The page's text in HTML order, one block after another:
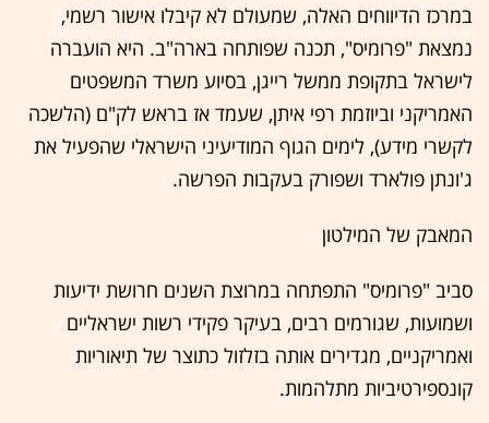
במרכז הדיווחים האלה, שמעולם לא קיבלו אישור רשמי,
נמצאת "פרומיס", תכנה שפותחה בארה"ב. היא הועברה
לישראל בתקופת ממשל רייגן, בסיוע משרד המשפטים
האמריקני וביוזמת רפי איתן, שעמד אז בראש לק"ם (הלשכה
לקשרי מידע), לימים הגוף המודיעיני הישראלי שהפעיל את
ג'ונתן פולארד ושפורק בעקבות הפרשה.
המאבק של המילטון
סביב "פרומיס" התפתחה במרוצת השנים חרושת ידיעות
ושמועות, שגורמים רבים, בעיקר פקידי רשות ישראליים
ואמריקניים, מגדירים אותה בזלזול כתוצר של תיאוריות
קונספירטיביות מתלהמות.